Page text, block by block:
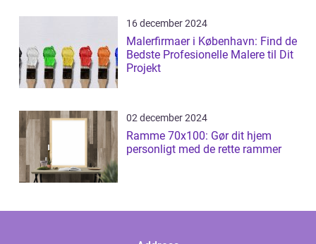
16 december 2024
Malerfirmaer i København: Find de
Bedste Profesionelle Malere til Dit
Projekt
02 december 2024
Ramme 70x100: Gør dit hjem
personligt med de rette rammer